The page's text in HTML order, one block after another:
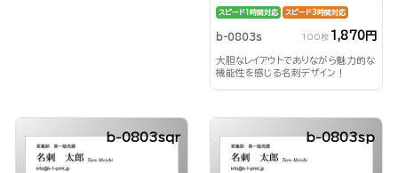
スピード1時間対応 スピード3時間対応
b-0803s 100枚 1,870円
大胆なレイアウトでありながら魅力的な
機能性を感じる名刺デザイン！
b-0803sqr b-0803sp